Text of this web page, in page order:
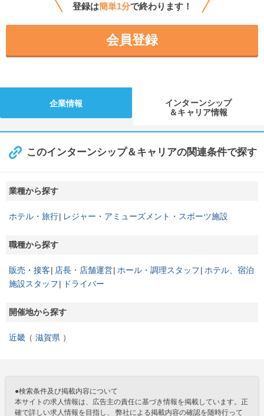
登録は簡単1分で終わります！
会員登録
企業情報
インターンシップ
＆キャリア情報
このインターンシップ＆キャリアの関連条件で探す
業種から探す
ホテル・旅行 レジャー・アミューズメント・スポーツ施設
職種から探す
販売・接客 店長・店舗運営 ホール・調理スタッフ
ホテル、宿泊
施設スタッフ
ドライバー
開催地から探す
近畿 滋賀県
●検索条件及び掲載内容について
本サイトの求人情報は、広告主の責任に基づき情報を掲載しています。正
確で詳しい求人情報を目指し、 弊社による掲載内容の確認を随時行って